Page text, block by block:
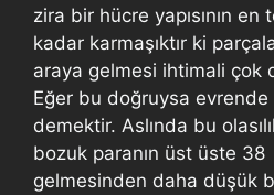
zira bir hücre yapısının
kadar karmaşıktır ki
araya gelmesi ihtimali çok
Eğer bu doğruysa evrende
demektir. Aslında bu
bozuk paranın üst üste 38
gelmesinden daha düşük